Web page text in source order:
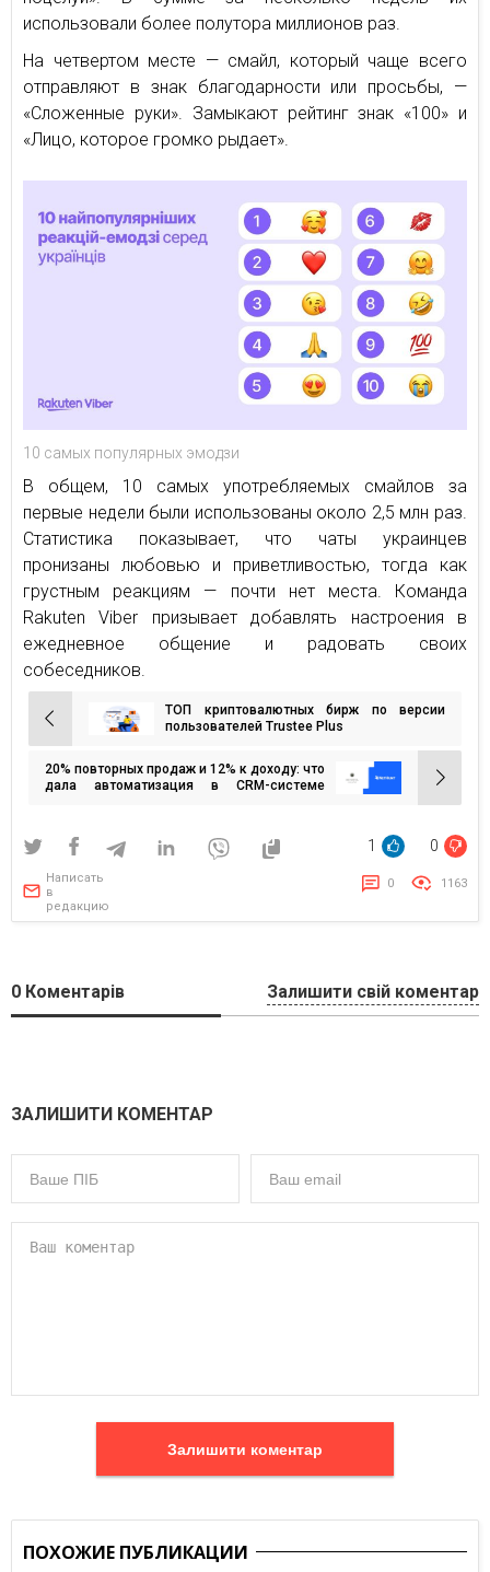
использовали более полутора миллионов раз.
На четвертом месте — смайл, который чаще всего
отправляют в знак благодарности или просьбы, —
«Сложенные руки». Замыкают рейтинг знак «100» и
«Лицо, которое громко рыдает».
10 самых популярных эмодзи
В общем, 10 самых употребляемых смайлов за
первые недели были использованы около 2,5 млн раз.
Статистика показывает, что чаты украинцев
пронизаны любовью и приветливостью, тогда как
грустным реакциям — почти нет места. Команда
Rakuten Viber призывает добавлять настроения в
ежедневное общение и радовать своих
собеседников.
Навигация
по
записям
ТОП криптовалютных бирж по версии
пользователей Trustee Plus
20% повторных продаж и 12% к доходу: что
дала автоматизация в CRM-системе
1 0
Написать
в
редакцию
0 1163
0 Коментарів Залишити свій коментар
ЗАЛИШИТИ КОМЕНТАР
Залишити коментар
ПОХОЖИЕ ПУБЛИКАЦИИ